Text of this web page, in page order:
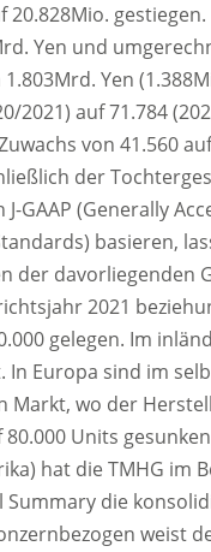
Yen und
Yen
2021) auf 71.784
von 41.560
der
GAAP (Generally
basieren,
davorliegenden
2021
gelegen. Im
Europa sind im
wo der
Units
hat die TMHG im
Summary die
weist